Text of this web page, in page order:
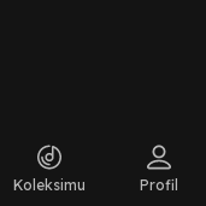
Koleksimu Profil